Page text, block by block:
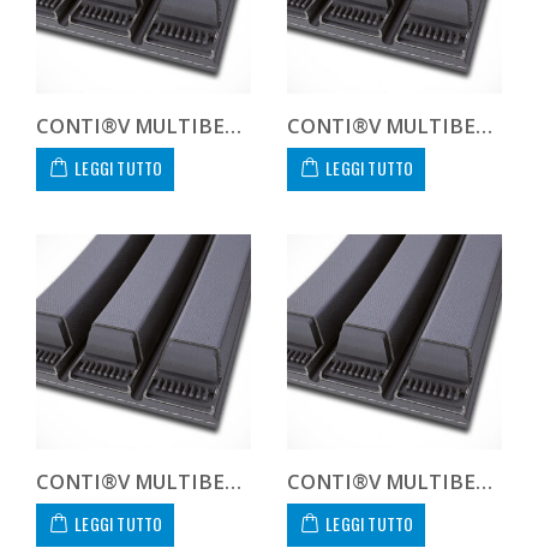
CONTI®V MULTIBELT 138V5385
LEGGI TUTTO
CONTI®V MULTIBELT 138V5690
LEGGI TUTTO
CONTI®V MULTIBELT 138V5994
LEGGI TUTTO
CONTI®V MULTIBELT 138V6350
LEGGI TUTTO